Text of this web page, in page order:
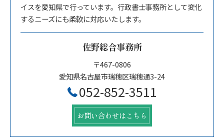
イスを愛知県で行っています。行政書士事務所として変化
するニーズにも柔軟に対応いたします。
佐野総合事務所
〒467-0806
愛知県名古屋市瑞穂区瑞穂通3-24
052-852-3511
お問い合わせはこちら